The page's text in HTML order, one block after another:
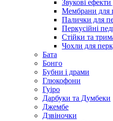
Звукові ефекти
Мембрани для
Палички для
Перкусійні
Стійки та
Чохли для
Бата
Бонго
Бубни і драми
Глюкофони
Гуіро
Дарбуки та Думбеки
Джембе
Дзвіночки